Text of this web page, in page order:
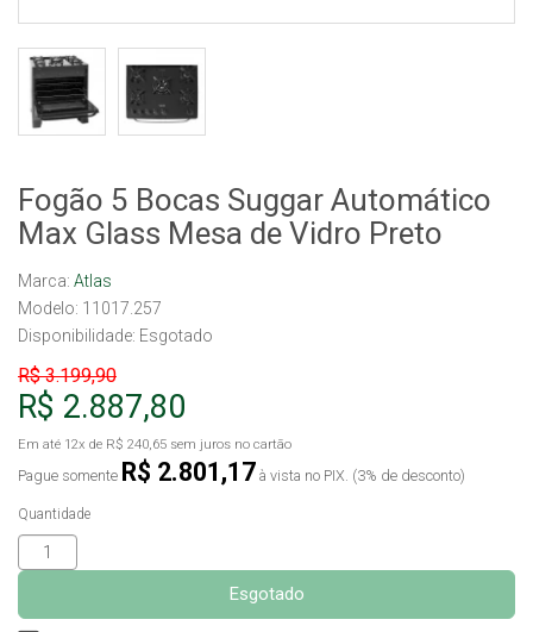
Fogão 5 Bocas Suggar Automático
Max Glass Mesa de Vidro Preto
Marca: Atlas
Modelo: 11017.257
Disponibilidade: Esgotado
R$ 3.199,90
R$ 2.887,80
Em até 12x de R$ 240,65 sem juros no cartão
Pague somente R$ 2.801,17 à vista no PIX. (3% de desconto)
Quantidade
Esgotado